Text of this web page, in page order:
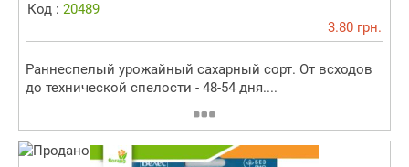
Код : 20489
3.80 грн.
Раннеспелый урожайный сахарный сорт. От всходов
до технической спелости - 48-54 дня....